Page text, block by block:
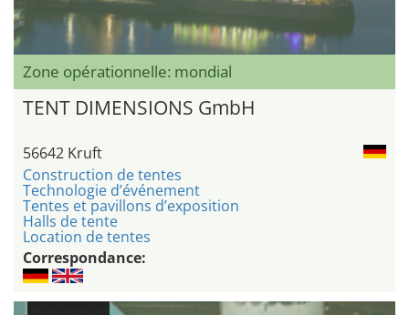
Zone opérationnelle: mondial
TENT DIMENSIONS GmbH
56642 Kruft
Construction de tentes
Technologie d’événement
Tentes et pavillons d’exposition
Halls de tente
Location de tentes
Correspondance: